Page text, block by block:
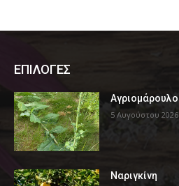
ΕΠΙΛΟΓΕΣ
Αγριομάρουλο
5 Αυγούστου 2026
Ναριγκίνη